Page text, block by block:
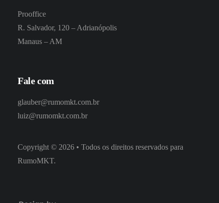
Prooffice
R. Salvador, 120 – Adrianópolis
Manaus – AM
Fale com
glauber@rumomkt.com.br
luiz@rumomkt.com.br
Copyright © 2026 • Todos os direitos reservados para
RumoMKT.